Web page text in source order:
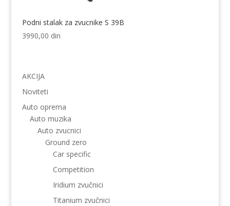
Podni stalak za zvucnike S 39B
3990,00 din
AKCIJA
Noviteti
Auto oprema
Auto muzika
Auto zvucnici
Ground zero
Car specific
Competition
Iridium zvučnici
Titanium zvučnici